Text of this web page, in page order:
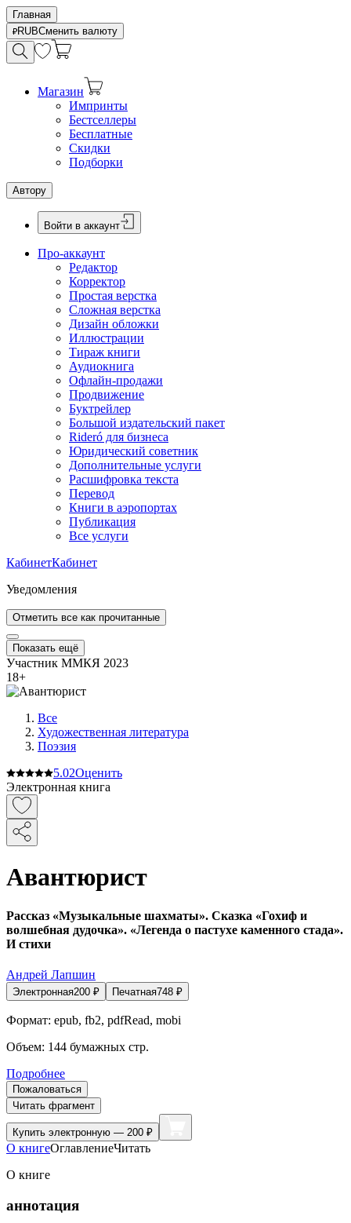
Главная
RUBСменить валюту
Магазин
Импринты
Бестселлеры
Бесплатные
Скидки
Подборки
Автору
Войти в аккаунт
Про-аккаунт
Редактор
Корректор
Простая верстка
Сложная верстка
Дизайн обложки
Иллюстрации
Тираж книги
Аудиокнига
Офлайн-продажи
Продвижение
Буктрейлер
Большой издательский пакет
Rideró для бизнеса
Юридический советник
Дополнительные услуги
Расшифровка текста
Перевод
Книги в аэропортах
Публикация
Все услуги
КабинетКабинет
Уведомления
Отметить все как прочитанные
Показать ещё
Участник ММКЯ 2023
18+
Все
Художественная литература
Поэзия
5.02Оценить
Электронная книга
Авантюрист
Рассказ «Музыкальные шахматы». Сказка «Гохиф и
волшебная дудочка». «Легенда о пастухе каменного стада».
И стихи
Андрей Лапшин
Электронная200 ₽ Печатная748 ₽
Формат: epub, fb2, pdfRead, mobi
Объем: 144 бумажных стр.
Подробнее
Пожаловаться
Читать фрагмент
Купить электронную — 200 ₽
О книгеОглавлениеЧитать
О книге
аннотация